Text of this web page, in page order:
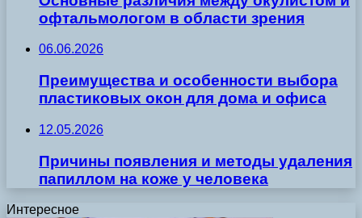
офтальмологом в области зрения
06.06.2026
Преимущества и особенности выбора
пластиковых окон для дома и офиса
12.05.2026
Причины появления и методы удаления
папиллом на коже у человека
Интересное